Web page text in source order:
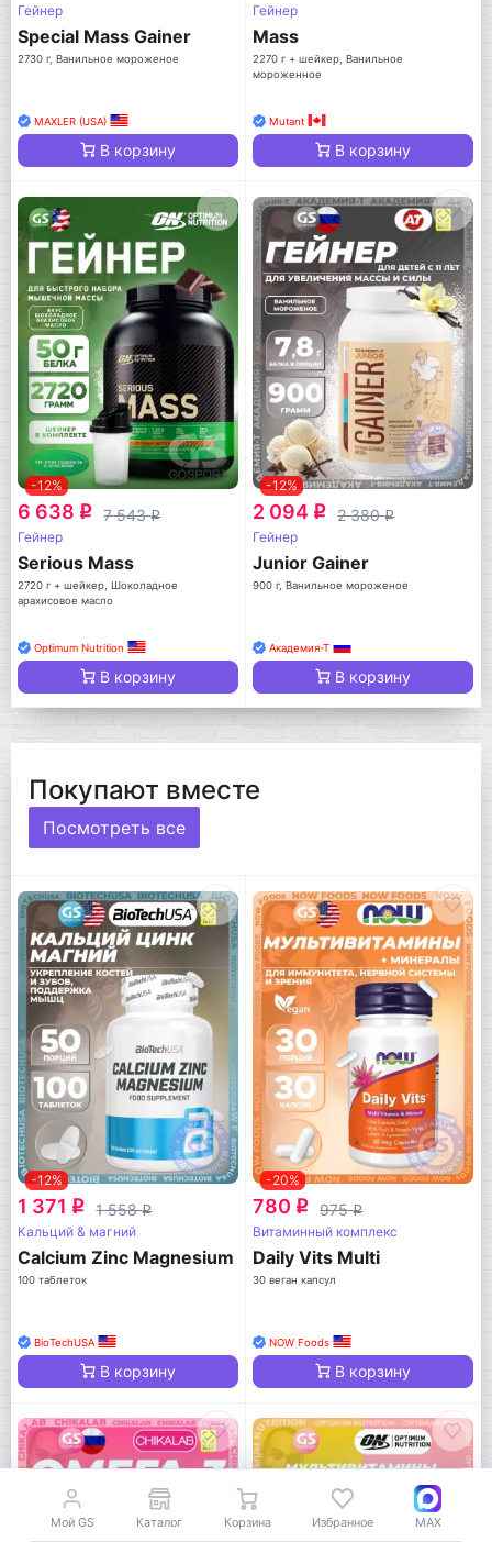
Гейнер
Special Mass Gainer
2730 г, Ванильное мороженое
MAXLER (USA)
В корзину
Гейнер
Mass
2270 г + шейкер, Ванильное
мороженное
Mutant
В корзину
-12%
6 638 q 7 543q
Гейнер
Serious Mass
2720 г + шейкер, Шоколадное
арахисовое масло
Optimum Nutrition
В корзину
-12%
2 094 q 2 380q
Гейнер
Junior Gainer
900 г, Ванильное мороженое
Академия-Т
В корзину
Покупают вместе
Посмотреть все
-12%
1 371 q 1 558q
Кальций & магний
Calcium Zinc Magnesium
100 таблеток
BioTechUSA
В корзину
-20%
780 q 975q
Витаминный комплекс
Daily Vits Multi
30 веган капсул
NOW Foods
В корзину
Мой GS Каталог Корзина Избранное MAX